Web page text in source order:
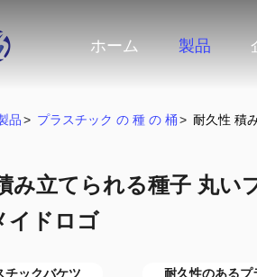
ホーム 製品
品> プラスチック の 種 の 桶> 耐久性 積
み立てられる種子 丸い
イドロゴ
チックバケツ
耐久性のあるプ